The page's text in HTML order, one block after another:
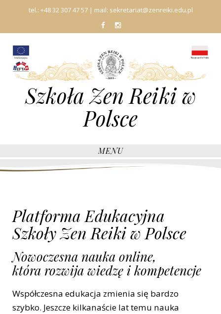
tel.: +48 32 307 47 57| mail: sekretariat@zenreiki.edu.pl
fb In
Szkoła Zen Reiki w
Polsce
MENU
Platforma Edukacyjna
Szkoły Zen Reiki w Polsce
Nowoczesna nauka online,
która rozwija wiedzę i kompetencje
Współczesna edukacja zmienia się bardzo
szybko. Jeszcze kilkanaście lat temu nauka